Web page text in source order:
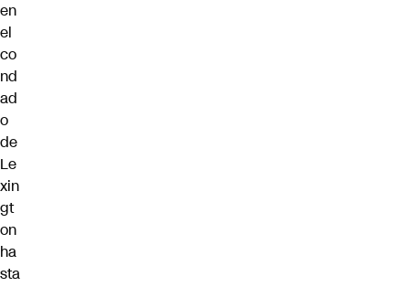
en
el
co
nd
ad
o
de
Le
xin
gt
on
ha
sta